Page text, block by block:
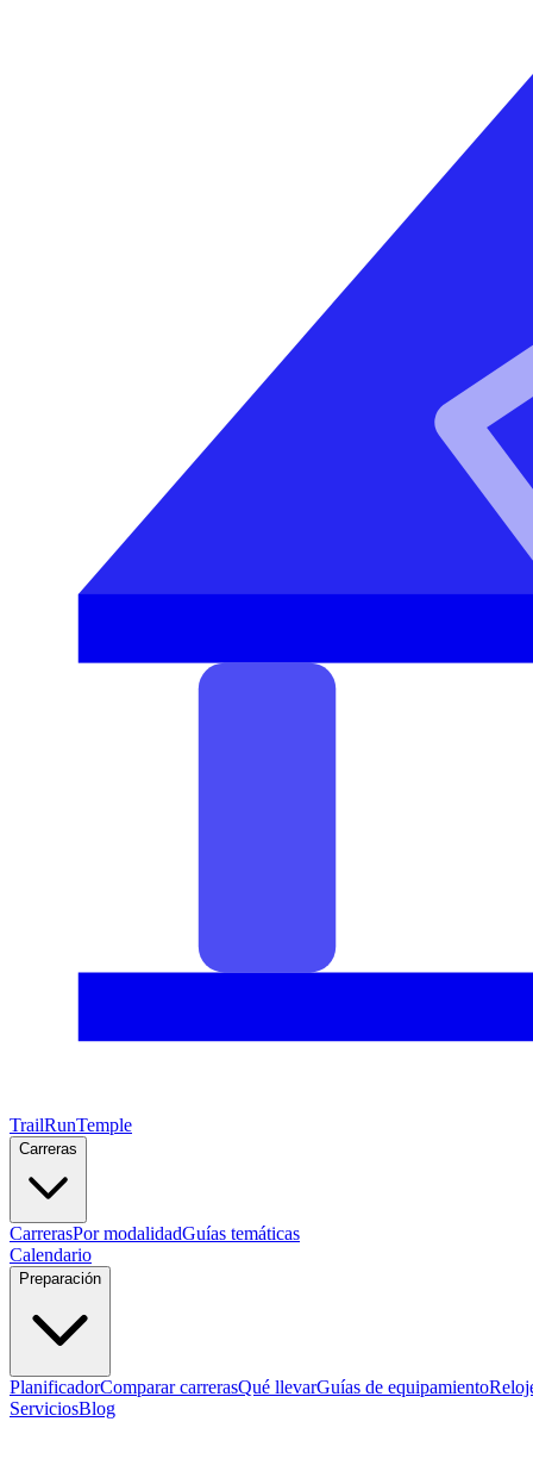
TrailRunTemple
Carreras
CarrerasPor modalidadGuías temáticas
Calendario
Preparación
PlanificadorComparar carrerasQué llevarGuías de equipamiento
ServiciosBlog